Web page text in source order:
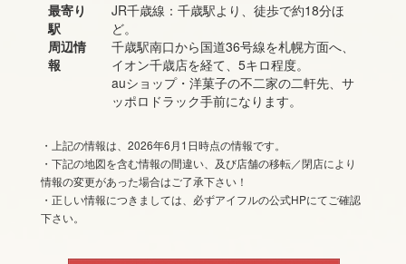
最寄り
駅
周辺情
報
JR千歳線：千歳駅より、徒歩で約18分ほ
ど。
千歳駅南口から国道36号線を札幌方面へ、
イオン千歳店を経て、5キロ程度。
auショップ・洋菓子の不二家の二軒先、サ
ッポロドラック手前になります。
・上記の情報は、2026年6月1日時点の情報です。
・下記の地図を含む情報の間違い、及び店舗の移転／閉店により
情報の変更があった場合はご了承下さい！
・正しい情報につきましては、必ずアイフルの公式HPにてご確認
下さい。